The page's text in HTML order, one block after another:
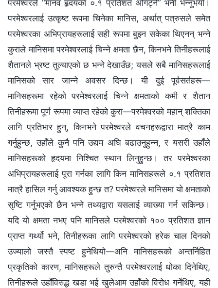
परमेश्‍वरले “मानव हृदयको ०.१ प्रतिशत ओगट्ने” भनी भन्‍नुभयो।
परमेश्‍वरलाई उत्कृष्ट रूपमा चिनेका मानिस, अर्थात् पत्रुसले समेत
परमेश्‍वरका अभिप्रायहरूलाई सही रूपमा बुझ्‍न सकेका थिएनन् भन्‍ने
कुराले मानिसमा परमेश्‍वरलाई चिन्‍ने क्षमता छैन, किनभने तिनीहरूलाई
शैतानले भ्रष्ट तुल्याएको छ भन्‍ने देखाउँछ; यसले सबै मानिसहरूलाई
मानिसको सार जान्‍ने अवसर दिन्छ। यी दुई पूर्वसर्तहरू—
मानिसहरूमा रहेको परमेश्‍वरलाई चिन्‍ने क्षमताको कमी र शैतान
तिनीहरूमा पूर्ण रूपमा व्याप्त रहेको कुरा—परमेश्‍वरको महान् शक्तिका
लागि प्रतिभार हुन्, किनभने परमेश्‍वरले वचनहरूद्वारा मात्रै काम
गर्नुहुन्छ, उहाँले कुनै पनि उद्यम अघि बढाउनुहुन्‍न, र यसरी उहाँले
मानिसहरूको हृदयमा निश्‍चित स्थान लिनुहुन्छ। तर परमेश्‍वरका
अभिप्रायहरूलाई पूरा गर्नका लागि किन मानिसहरूले ०.१ प्रतिशत
मात्रै हासिल गर्नु आवश्यक हुन्छ त? परमेश्‍वरले मानिसमा यो क्षमताको
सृष्टि गर्नुभएको छैन भन्‍ने तथ्यद्वारा यसलाई व्याख्या गर्न सकिन्छ।
यदि यो क्षमता नभए पनि मानिसले परमेश्‍वरको १०० प्रतिशत ज्ञान
प्राप्त गर्थ्यो भने, तिनीहरूका लागि परमेश्‍वरको हरेक चाल दिनको
उज्यालो जस्तै स्पष्ट हुनेथियो—अनि मानिसहरूको अन्तर्निहित
प्रकृतिको कारण, मानिसहरूले तुरुन्तै परमेश्‍वरलाई धोका दिनेथिए,
तिनीहरूले उहाँविरुद्ध खडा भई खुलेआम उहाँको विरोध गर्नेथिए, यही